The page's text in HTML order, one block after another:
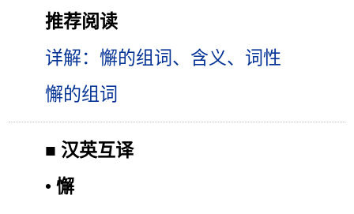
推荐阅读
详解：懈的组词、含义、词性
懈的组词
■ 汉英互译
•懈